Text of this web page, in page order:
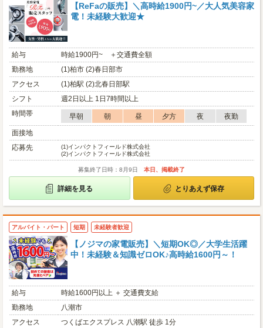
【ReFaの販売】＼高時給1900円~／大人気美容家
電！未経験大歓迎★
給与
時給1900円~ ＋交通費全額
勤務地
(1)柏市 (2)春日部市
アクセス
(1)柏駅 (2)北春日部駅
シフト
週2日以上 1日7時間以上
時間帯
早朝 朝 昼 夕方 夜
夜勤
面接地
応募先
(1)インパクトフィールド株式会社
(2)インパクトフィールド株式会社
募集終了日時：8月9日 本日、掲載終了
詳細を見る とりあえず保存
アルバイト・パート 短期 未経験者歓迎
【ノジマの家電販売】＼短期OK◎／大学生活躍
中！未経験＆知識ゼロOK♪高時給1600円～！
給与
時給1600円以上 ＋ 交通費支給
勤務地
八潮市
アクセス
つくばエクスプレス 八潮駅 徒歩 1分